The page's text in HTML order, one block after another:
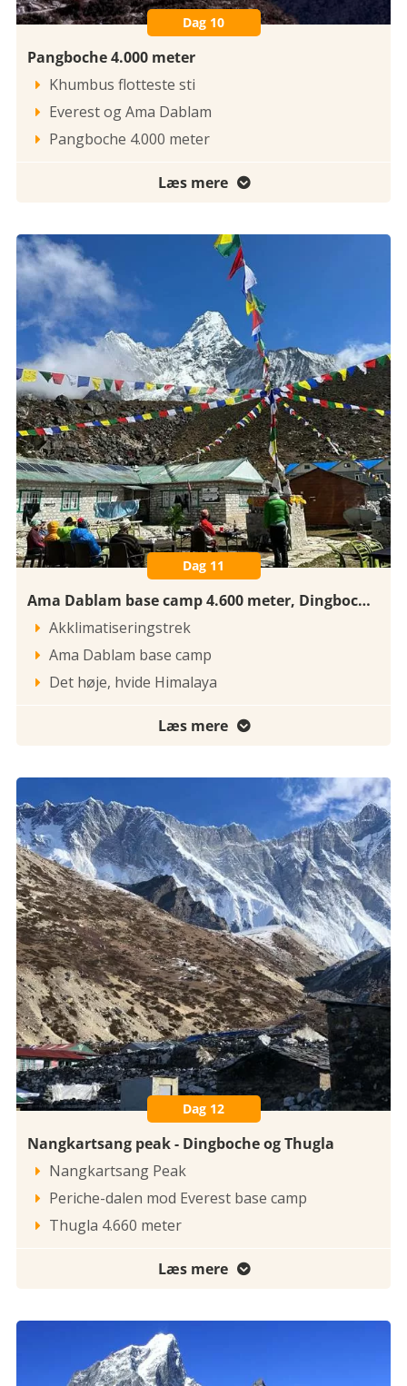
Dag 10
Pangboche 4.000 meter
 Khumbus flotteste sti
 Everest og Ama Dablam
 Pangboche 4.000 meter
Læs mere 
Dag 11
Ama Dablam base camp 4.600 meter, Dingboche 4.410 meter
 Akklimatiseringstrek
 Ama Dablam base camp
 Det høje, hvide Himalaya
Læs mere 
Dag 12
Nangkartsang peak - Dingboche og Thugla
 Nangkartsang Peak
 Periche-dalen mod Everest base camp
 Thugla 4.660 meter
Læs mere 